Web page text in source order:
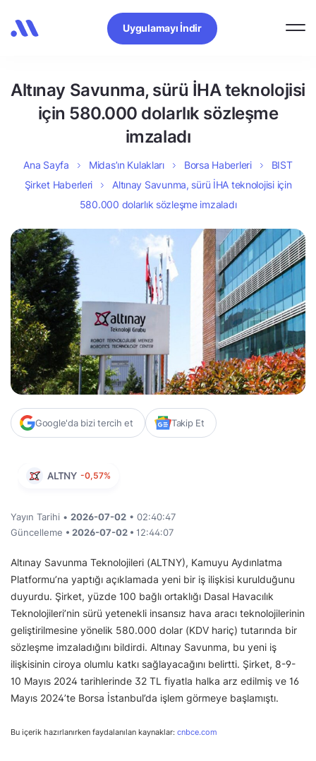
Uygulamayı İndir
Altınay Savunma, sürü İHA teknolojisi
için 580.000 dolarlık sözleşme
imzaladı
Ana Sayfa Midas’ın Kulakları Borsa Haberleri
BIST
Şirket Haberleri
Altınay Savunma, sürü İHA teknolojisi için
580.000 dolarlık sözleşme imzaladı
Google'da bizi tercih et Takip Et
ALTNY -0,57%
Yayın Tarihi • 2026-07-02 • 02:40:47
Güncelleme • 2026-07-02 • 12:44:07
Altınay Savunma Teknolojileri (ALTNY), Kamuyu Aydınlatma
Platformu’na yaptığı açıklamada yeni bir iş ilişkisi kurulduğunu
duyurdu. Şirket, yüzde 100 bağlı ortaklığı Dasal Havacılık
Teknolojileri’nin sürü yetenekli insansız hava aracı teknolojilerinin
geliştirilmesine yönelik 580.000 dolar (KDV hariç) tutarında bir
sözleşme imzaladığını bildirdi. Altınay Savunma, bu yeni iş
ilişkisinin ciroya olumlu katkı sağlayacağını belirtti. Şirket, 8-9-
10 Mayıs 2024 tarihlerinde 32 TL fiyatla halka arz edilmiş ve 16
Mayıs 2024’te Borsa İstanbul’da işlem görmeye başlamıştı.
Bu içerik hazırlanırken faydalanılan kaynaklar: cnbce.com